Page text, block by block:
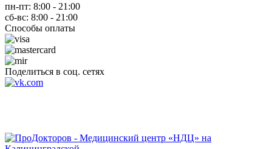
пн-пт: 8:00 - 21:00
сб-вс: 8:00 - 21:00
Способы оплаты
Поделиться в соц. сетях